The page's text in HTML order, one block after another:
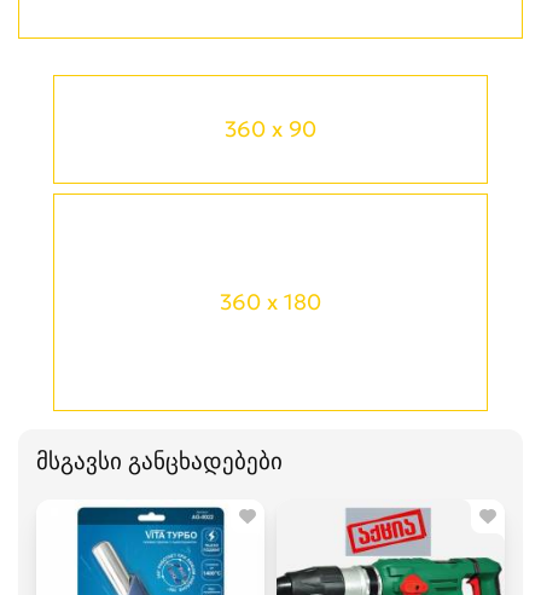
360 x 90
360 x 180
მსგავსი განცხადებები